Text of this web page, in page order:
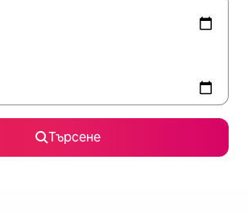
Търсене